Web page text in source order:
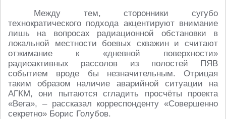
Между тем, сторонники сугубо
технократического подхода акцентируют внимание
лишь на вопросах радиационной обстановки в
локальной местности боевых скважин и считают
отжимание к «дневной поверхности»
радиоактивных рассолов из полостей ПЯВ
событием вроде бы незначительным. Отрицая
таким образом наличие аварийной ситуации на
АГКМ, они пытаются сгладить просчёты проекта
«Вега», – рассказал корреспонденту «Совершенно
секретно» Борис Голубов.